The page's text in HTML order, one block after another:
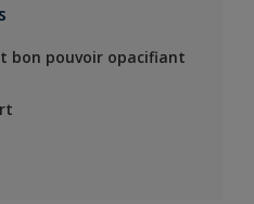
bon pouvoir opacifiant